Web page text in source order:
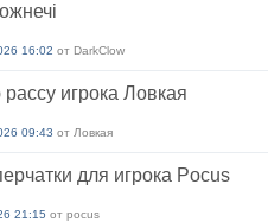
16:02 от DarkClow
игрока Ловкая
09:43 от Ловкая
для игрока Pocus
21:15 от pocus